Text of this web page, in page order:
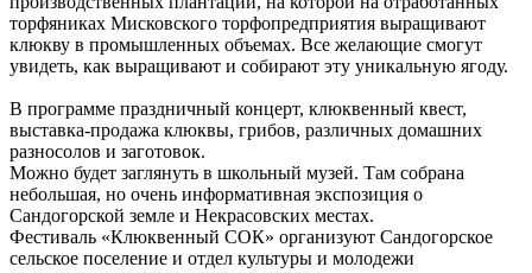
торфяниках Мисковского торфопредприятия выращивают
клюкву в промышленных объемах. Все желающие смогут
увидеть, как выращивают и собирают эту уникальную ягоду.
В программе праздничный концерт, клюквенный квест,
выставка-продажа клюквы, грибов, различных домашних
разносолов и заготовок.
Можно будет заглянуть в школьный музей. Там собрана
небольшая, но очень информативная экспозиция о
Сандогорской земле и Некрасовских местах.
Фестиваль «Клюквенный СОК» организуют Сандогорское
сельское поселение и отдел культуры и молодежи